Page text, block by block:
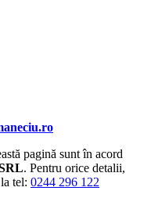
pagină sunt în acord
. Pentru orice detalii,
tel: 0244 296 122